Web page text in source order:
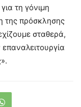
τη γόνιμη
της πρόσκλησης
σταθερά,